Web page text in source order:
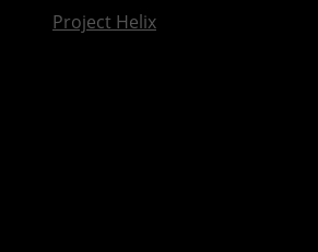
Project Helix